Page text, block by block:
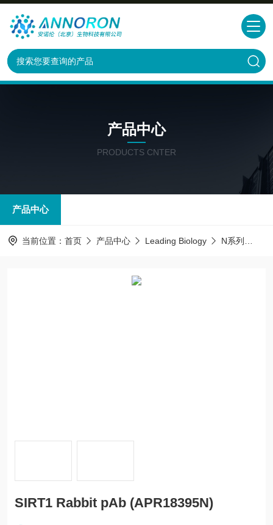
产品中心
PRODUCTS CNTER
产品中心
当前位置： 首页 产品中心 Leading Biology N系列
SIRT1 Rabbit pAb (APR18395N)